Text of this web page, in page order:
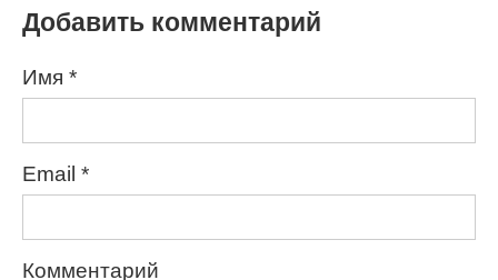
Добавить комментарий
Имя *
Email *
Комментарий